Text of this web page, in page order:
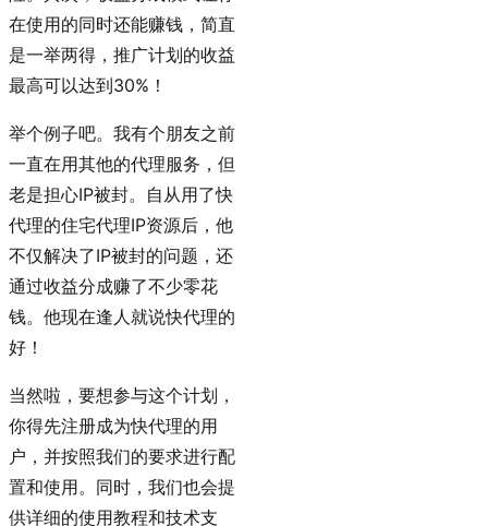
在使用的同时还能赚钱，简直
是一举两得，推广计划的收益
最高可以达到30%！
举个例子吧。我有个朋友之前
一直在用其他的代理服务，但
老是担心IP被封。自从用了快
代理的住宅代理IP资源后，他
不仅解决了IP被封的问题，还
通过收益分成赚了不少零花
钱。他现在逢人就说快代理的
好！
当然啦，要想参与这个计划，
你得先注册成为快代理的用
户，并按照我们的要求进行配
置和使用。同时，我们也会提
供详细的使用教程和技术支